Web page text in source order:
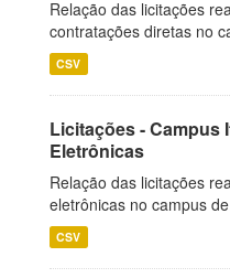
Relação das licitações
contratações diretas no
CSV
Licitações - Campus
Eletrônicas
Relação das licitações
eletrônicas no campus
CSV